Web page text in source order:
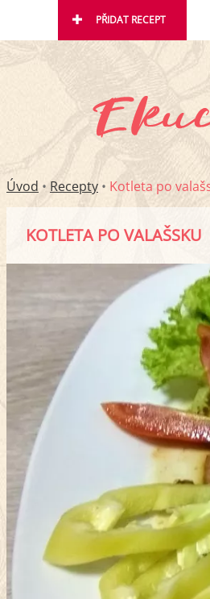
PŘIDAT RECEPT
Úvod • Recepty • Kotleta po
KOTLETA PO VALAŠSKU